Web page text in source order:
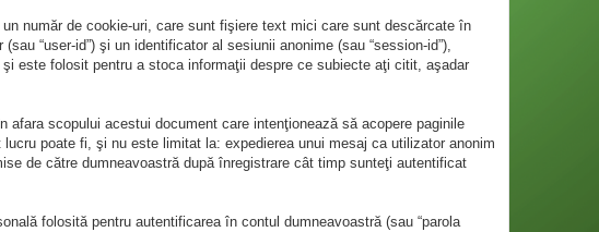
număr de cookie-uri, care sunt fişiere text mici care sunt descărcate în
“user-id”) şi un identificator al sesiunii anonime (sau “session-id”),
este folosit pentru a stoca informaţii despre ce subiecte aţi citit, aşadar
afara scopului acestui document care intenţionează să acopere paginile
poate fi, şi nu este limitat la: expedierea unui mesaj ca utilizator anonim
de către dumneavoastră după înregistrare cât timp sunteţi autentificat
folosită pentru autentificarea în contul dumneavoastră (sau “parola